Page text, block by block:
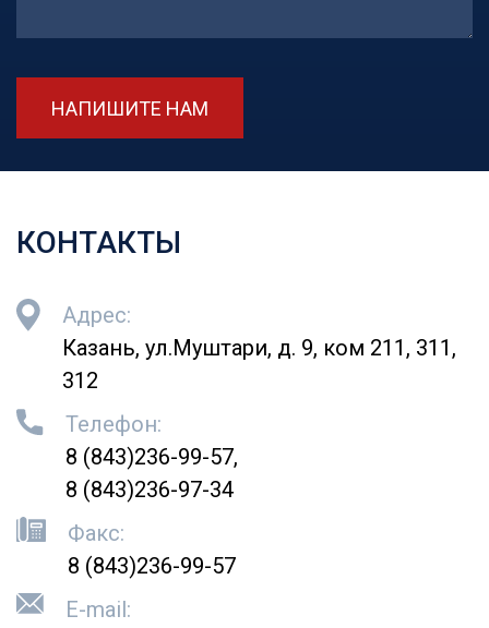
НАПИШИТЕ НАМ
КОНТАКТЫ
Адрес:
Казань, ул.Муштари, д. 9, ком 211, 311,
312
Телефон:
8 (843)236-99-57
8 (843)236-97-34
Факс:
8 (843)236-99-57
E-mail: